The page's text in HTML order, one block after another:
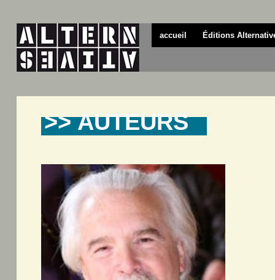
accueil Éditions
>> AUTEURS